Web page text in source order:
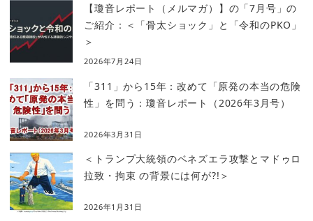
【瓊音レポート（メルマガ）】の「7月号」の
ご紹介：＜「骨太ショック」と「令和のPKO」
＞
2026年7月24日
「311」から15年：改めて「原発の本当の危険
性」を問う：瓊音レポート（2026年3月号）
2026年3月31日
＜トランプ大統領のベネズエラ攻撃とマドゥロ
拉致・拘束 の背景には何が?!＞
2026年1月31日